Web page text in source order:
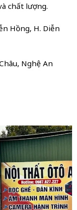
chất lượng.
Hồng, H. Diễn
Nghệ An